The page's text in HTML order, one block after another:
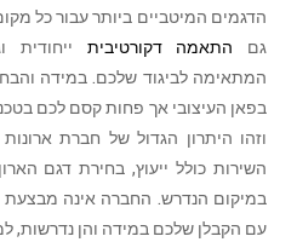
הדגמים המיטביים ביותר עבור כל
גם התאמה דקורטיבית ייחודית
המתאימה לביגוד שלכם. במידה
בפאן העיצובי אך פחות קסם לכם
וזהו היתרון הגדול של חברת
השירות כולל ייעוץ, בחירת דגם
במיקום הנדרש. החברה אינה מבצעת
עם הקבלן שלכם במידה והן נדרשות,